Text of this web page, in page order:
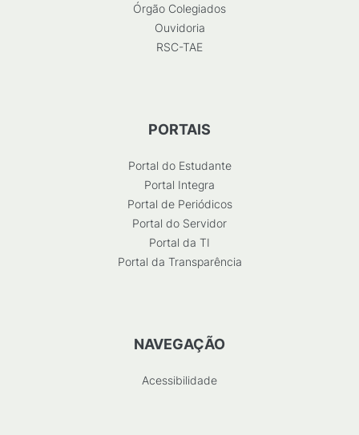
Órgão Colegiados
Ouvidoria
RSC-TAE
PORTAIS
Portal do Estudante
Portal Integra
Portal de Periódicos
Portal do Servidor
Portal da TI
Portal da Transparência
NAVEGAÇÃO
Acessibilidade